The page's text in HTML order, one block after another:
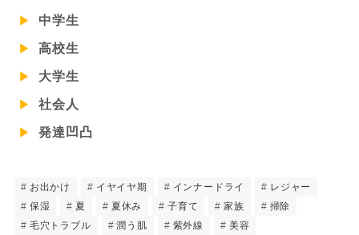
中学生
高校生
大学生
社会人
発達凹凸
お出かけ イヤイヤ期 インナードライ
レジャー
保湿
夏 夏休み 子育て 家族
掃除
毛穴トラブル
潤う肌 紫外線 美容